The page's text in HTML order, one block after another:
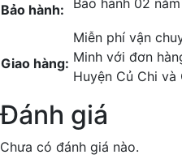
Bảo hành: Bảo hành 02 năm
Giao hàng:
Miễn phí vận
Minh với đơn
Huyện Củ Chi
Đánh giá
Chưa có đánh giá nào.